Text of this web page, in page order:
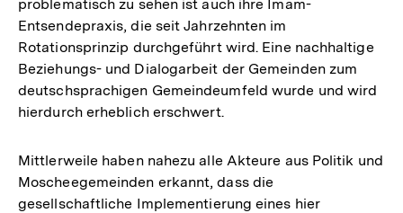
problematisch zu sehen ist auch ihre Imam-
Entsendepraxis, die seit Jahrzehnten im
Rotationsprinzip durchgeführt wird. Eine nachhaltige
Beziehungs- und Dialogarbeit der Gemeinden zum
deutschsprachigen Gemeindeumfeld wurde und wird
hierdurch erheblich erschwert.
Mittlerweile haben nahezu alle Akteure aus Politik und
Moscheegemeinden erkannt, dass die
gesellschaftliche Implementierung eines hier